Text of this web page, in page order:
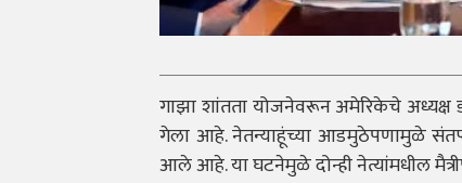
गाझा शांतता योजनेवरून अमेरिकेचे अध्यक्ष
गेला आहे. नेतन्याहूंच्या आडमुठेपणामुळे संतप्त
आले आहे. या घटनेमुळे दोन्ही नेत्यांमधील